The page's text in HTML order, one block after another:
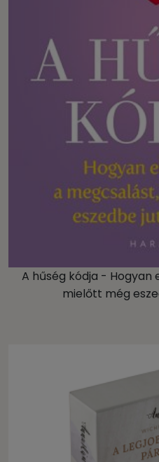
A hűség kódja - Hogyan
mielőtt még